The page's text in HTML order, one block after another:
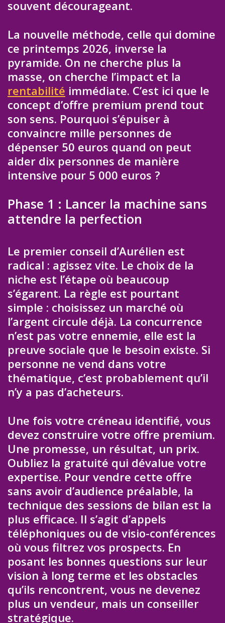
souvent décourageant.
La nouvelle méthode, celle qui domine
ce printemps 2026, inverse la
pyramide. On ne cherche plus la
masse, on cherche l’impact et la
rentabilité immédiate. C’est ici que le
concept d’offre premium prend tout
son sens. Pourquoi s’épuiser à
convaincre mille personnes de
dépenser 50 euros quand on peut
aider dix personnes de manière
intensive pour 5 000 euros ?
Phase 1 : Lancer la machine sans
attendre la perfection
Le premier conseil d’Aurélien est
radical : agissez vite. Le choix de la
niche est l’étape où beaucoup
s’égarent. La règle est pourtant
simple : choisissez un marché où
l’argent circule déjà. La concurrence
n’est pas votre ennemie, elle est la
preuve sociale que le besoin existe. Si
personne ne vend dans votre
thématique, c’est probablement qu’il
n’y a pas d’acheteurs.
Une fois votre créneau identifié, vous
devez construire votre offre premium.
Une promesse, un résultat, un prix.
Oubliez la gratuité qui dévalue votre
expertise. Pour vendre cette offre
sans avoir d’audience préalable, la
technique des sessions de bilan est la
plus efficace. Il s’agit d’appels
téléphoniques ou de visio-conférences
où vous filtrez vos prospects. En
posant les bonnes questions sur leur
vision à long terme et les obstacles
qu’ils rencontrent, vous ne devenez
plus un vendeur, mais un conseiller
stratégique.